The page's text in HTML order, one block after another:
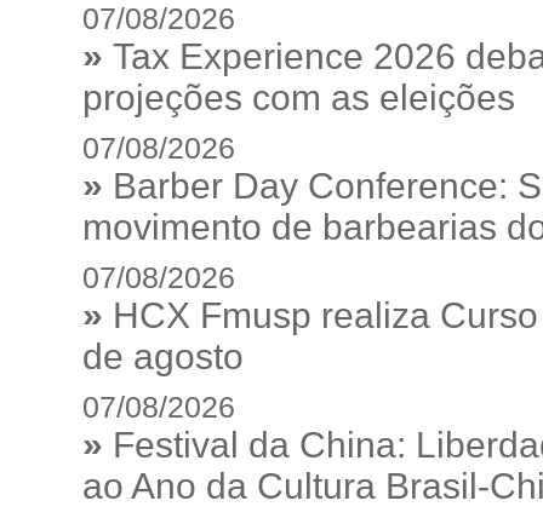
07/08/2026
» Tax Experience 2026
projeções com as eleições
07/08/2026
» Barber Day Conference:
movimento de barbearias
07/08/2026
» HCX Fmusp realiza
de agosto
07/08/2026
» Festival da China:
ao Ano da Cultura Brasil-